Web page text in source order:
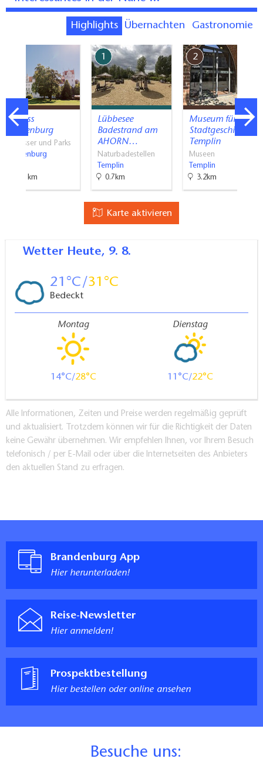
Highlights Übernachten Gastronomie
Schloss
Boitzenburg
Schlösser und Parks
Boitzenburg
18.1km
1
Lübbesee
Badestrand am
AHORN…
Naturbadestellen
Templin
0.7km
2
Museum für
Stadtgeschichte
Templin
Museen
Templin
3.2km
Karte aktivieren
Wetter Heute, 9. 8.
21 31
Bedeckt
Montag
14 28
Dienstag
11 22
Alle Informationen, Zeiten und Preise werden regelmäßig geprüft
und aktualisiert. Trotzdem können wir für die Richtigkeit der Daten
keine Gewähr übernehmen. Wir empfehlen Ihnen, vor Ihrem Besuch
telefonisch / per E-Mail oder über die Internetseiten des Anbieters
den aktuellen Stand zu erfragen.
Brandenburg App
Hier herunterladen!
Reise-Newsletter
Hier anmelden!
Prospektbestellung
Hier bestellen oder online ansehen
Besuche uns: